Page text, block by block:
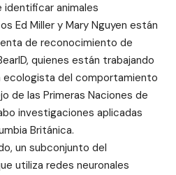
identificar animales
Ed Miller y Mary Nguyen están
de reconocimiento de
quienes están trabajando
ecologista del comportamiento
de las Primeras Naciones de
investigaciones aplicadas
Británica.
un subconjunto del
utiliza redes neuronales